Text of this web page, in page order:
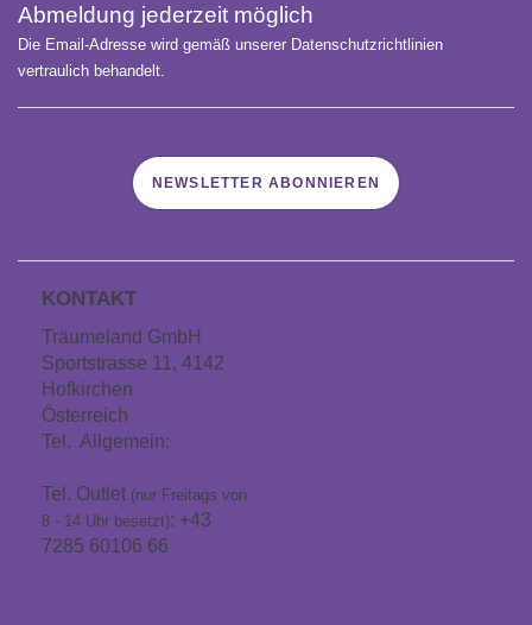
Abmeldung jederzeit möglich
Die Email-Adresse wird gemäß unserer Datenschutzrichtlinien
vertraulich behandelt.
NEWSLETTER ABONNIEREN
KONTAKT
Träumeland GmbH
Sportstrasse 11, 4142
Hofkirchen
Österreich
Tel. Allgemein:
Tel. Outlet (nur Freitags von
8 - 14 Uhr besetzt): +43
7285 60106 66